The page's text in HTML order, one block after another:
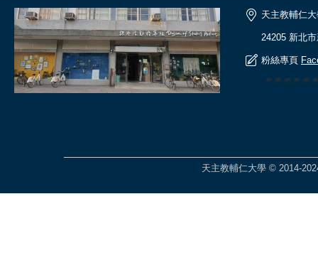
天主教輔仁
24205 新北
粉絲專頁
天主教輔仁大學 © 2014-